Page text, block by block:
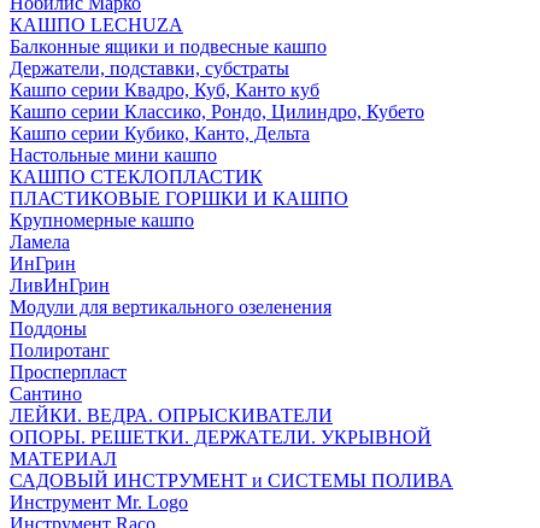
КАШПО LECHUZA
Балконные ящики и подвесные кашпо
Держатели, подставки, субстраты
Кашпо серии Квадро, Куб, Канто куб
Кашпо серии Классико, Рондо, Цилиндро, Кубето
Кашпо серии Кубико, Канто, Дельта
Настольные мини кашпо
КАШПО СТЕКЛОПЛАСТИК
ПЛАСТИКОВЫЕ ГОРШКИ И КАШПО
Крупномерные кашпо
Ламела
ИнГрин
ЛивИнГрин
Модули для вертикального озеленения
Поддоны
Полиротанг
Просперпласт
Сантино
ЛЕЙКИ. ВЕДРА. ОПРЫСКИВАТЕЛИ
ОПОРЫ. РЕШЕТКИ. ДЕРЖАТЕЛИ. УКРЫВНОЙ
МАТЕРИАЛ
САДОВЫЙ ИНСТРУМЕНТ и СИСТЕМЫ ПОЛИВА
Инструмент Mr. Logo
Инструмент Raco